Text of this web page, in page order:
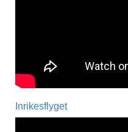
Inrikesflyget